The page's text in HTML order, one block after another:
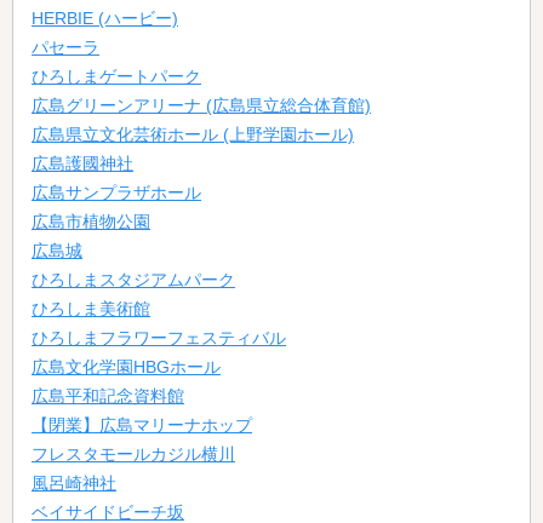
HERBIE (ハービー)
パセーラ
ひろしまゲートパーク
広島グリーンアリーナ (広島県立総合体育館)
広島県立文化芸術ホール (上野学園ホール)
広島護國神社
広島サンプラザホール
広島市植物公園
広島城
ひろしまスタジアムパーク
ひろしま美術館
ひろしまフラワーフェスティバル
広島文化学園HBGホール
広島平和記念資料館
【閉業】広島マリーナホップ
フレスタモールカジル横川
風呂崎神社
ベイサイドビーチ坂